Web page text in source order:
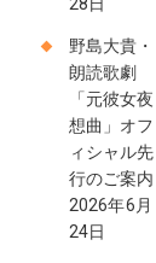
野島大貴・
朗読歌劇
「元彼女夜
想曲」オフ
ィシャル先
行のご案内
2026年6月
24日